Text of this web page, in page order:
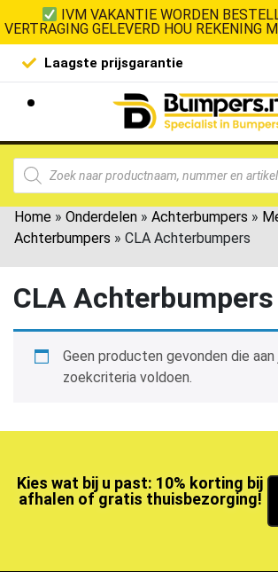
IVM VAKANTIE WORDEN
VERTRAGING GELEVERD HOU REKENING
Laagste prijsgarantie
Home » Onderdelen » Achterbumpers »
Achterbumpers » CLA Achterbumpers
CLA Achterbumpers
Geen producten gevonden die aan
zoekcriteria voldoen.
Kies wat bij u past: 10% korting bij
afhalen of gratis thuisbezorging!